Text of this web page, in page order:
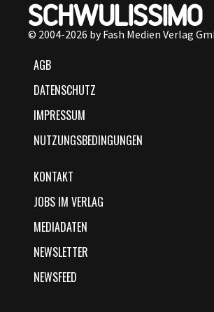
© 2004-2026 by Fash Medien Verlag
AGB
DATENSCHUTZ
IMPRESSUM
NUTZUNGSBEDINGUNGEN
KONTAKT
JOBS IM VERLAG
MEDIADATEN
NEWSLETTER
NEWSFEED